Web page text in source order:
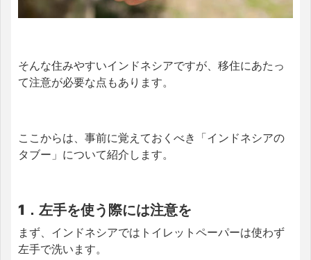
そんな住みやすいインドネシアですが、 移住にあたっ
て注意が必要な点もあります。
ここからは、事前に覚えておくべき「インドネシアの
タブー」について紹介します。
1．左手を使う際には注意を
まず、インドネシアではトイレットペーパーは使わず
左手で洗います。